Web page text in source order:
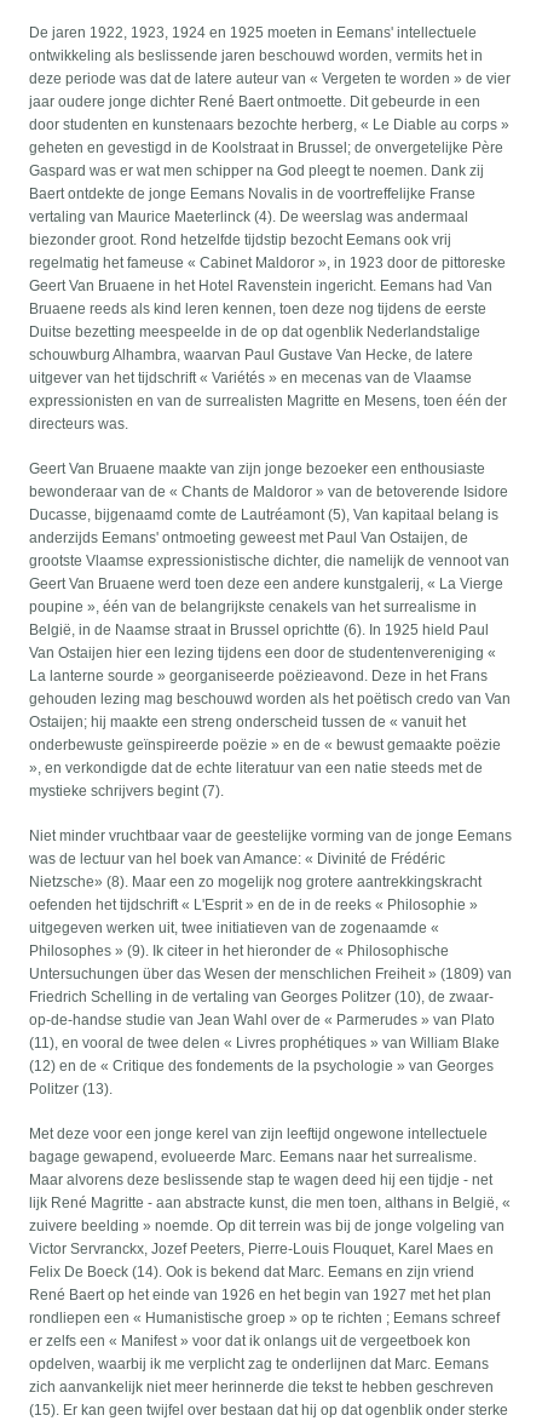
De jaren 1922, 1923, 1924 en 1925 moeten in Eemans' intellectuele
ontwikkeling als beslissende jaren beschouwd worden, vermits het in
deze periode was dat de latere auteur van « Vergeten te worden » de vier
jaar oudere jonge dichter René Baert ontmoette. Dit gebeurde in een
door studenten en kunstenaars bezochte herberg, « Le Diable au corps »
geheten en gevestigd in de Koolstraat in Brussel; de onvergetelijke Père
Gaspard was er wat men schipper na God pleegt te noemen. Dank zij
Baert ontdekte de jonge Eemans Novalis in de voortreffelijke Franse
vertaling van Maurice Maeterlinck (4). De weerslag was andermaal
biezonder groot. Rond hetzelfde tijdstip bezocht Eemans ook vrij
regelmatig het fameuse « Cabinet Maldoror », in 1923 door de pittoreske
Geert Van Bruaene in het Hotel Ravenstein ingericht. Eemans had Van
Bruaene reeds als kind leren kennen, toen deze nog tijdens de eerste
Duitse bezetting meespeelde in de op dat ogenblik Nederlandstalige
schouwburg Alhambra, waarvan Paul Gustave Van Hecke, de latere
uitgever van het tijdschrift « Variétés » en mecenas van de Vlaamse
expressionisten en van de surrealisten Magritte en Mesens, toen één der
directeurs was.
Geert Van Bruaene maakte van zijn jonge bezoeker een enthousiaste
bewonderaar van de « Chants de Maldoror » van de betoverende Isidore
Ducasse, bijgenaamd comte de Lautréamont (5), Van kapitaal belang is
anderzijds Eemans' ontmoeting geweest met Paul Van Ostaijen, de
grootste Vlaamse expressionistische dichter, die namelijk de vennoot van
Geert Van Bruaene werd toen deze een andere kunstgalerij, « La Vierge
poupine », één van de belangrijkste cenakels van het surrealisme in
België, in de Naamse straat in Brussel oprichtte (6). In 1925 hield Paul
Van Ostaijen hier een lezing tijdens een door de studentenvereniging «
La lanterne sourde » georganiseerde poëzieavond. Deze in het Frans
gehouden lezing mag beschouwd worden als het poëtisch credo van Van
Ostaijen; hij maakte een streng onderscheid tussen de « vanuit het
onderbewuste geïnspireerde poëzie » en de « bewust gemaakte poëzie
», en verkondigde dat de echte literatuur van een natie steeds met de
mystieke schrijvers begint (7).
Niet minder vruchtbaar vaar de geestelijke vorming van de jonge Eemans
was de lectuur van hel boek van Amance: « Divinité de Frédéric
Nietzsche» (8). Maar een zo mogelijk nog grotere aantrekkingskracht
oefenden het tijdschrift « L'Esprit » en de in de reeks « Philosophie »
uitgegeven werken uit, twee initiatieven van de zogenaamde «
Philosophes » (9). Ik citeer in het hieronder de « Philosophische
Untersuchungen über das Wesen der menschlichen Freiheit » (1809) van
Friedrich Schelling in de vertaling van Georges Politzer (10), de zwaar-
op-de-handse studie van Jean Wahl over de « Parmerudes » van Plato
(11), en vooral de twee delen « Livres prophétiques » van William Blake
(12) en de « Critique des fondements de la psychologie » van Georges
Politzer (13).
Met deze voor een jonge kerel van zijn leeftijd ongewone intellectuele
bagage gewapend, evolueerde Marc. Eemans naar het surrealisme.
Maar alvorens deze beslissende stap te wagen deed hij een tijdje - net
lijk René Magritte - aan abstracte kunst, die men toen, althans in België, «
zuivere beelding » noemde. Op dit terrein was bij de jonge volgeling van
Victor Servranckx, Jozef Peeters, Pierre-Louis Flouquet, Karel Maes en
Felix De Boeck (14). Ook is bekend dat Marc. Eemans en zijn vriend
René Baert op het einde van 1926 en het begin van 1927 met het plan
rondliepen een « Humanistische groep » op te richten ; Eemans schreef
er zelfs een « Manifest » voor dat ik onlangs uit de vergeetboek kon
opdelven, waarbij ik me verplicht zag te onderlijnen dat Marc. Eemans
zich aanvankelijk niet meer herinnerde die tekst te hebben geschreven
(15). Er kan geen twijfel over bestaan dat hij op dat ogenblik onder sterke